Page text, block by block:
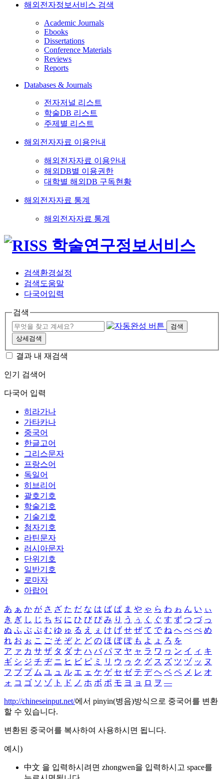
해외전자정보서비스 검색
Academic Journals
Ebooks
Dissertations
Conference Materials
Reviews
Reports
Databases & Journals
전자저널 리스트
학술DB 리스트
주제별 리스트
해외전자자료 이용안내
해외전자자료 이용안내
해외DB별 이용권한
대학별 해외DB 구독현황
해외전자자료 통계
해외전자자료 통계
검색환경설정
검색도움말
다국어입력
검색
검색
상세검색
결과 내 재검색
인기 검색어
다국어 입력
히라가나
가타카나
중국어
한글고어
그리스문자
프랑스어
독일어
히브리어
괄호기호
학술기호
기술기호
첨자기호
라틴문자
러시아문자
단위기호
일반기호
로마자
아랍어
あ ぁ か が さ ざ た だ な は ば ぱ ま や ゃ ら わ ゎ ん い ぃ
き ぎ し じ ち ぢ に ひ び ぴ み り う ぅ く ぐ す ず つ づ っ
ぬ ふ ぶ ぷ む ゆ ゅ る え ぇ け げ せ ぜ て で ね へ べ ぺ め
れ お ぉ こ ご そ ぞ と ど の ほ ぼ ぽ も よ ょ ろ を
ア ァ カ サ ザ タ ダ ナ ハ バ パ マ ヤ ャ ラ ワ ヮ ン イ ィ キ
ギ シ ジ チ ヂ ニ ヒ ビ ピ ミ リ ウ ゥ ク グ ス ズ ツ ヅ ッ ヌ
フ ブ プ ム ユ ュ ル エ ェ ケ ゲ セ ゼ テ デ ヘ ベ ペ メ レ オ
ォ コ ゴ ソ ゾ ト ド ノ ホ ボ ポ モ ヨ ョ ロ ヲ ―
http://chineseinput.net/에서 pinyin(병음)방식으로 중국어를 변환
할 수 있습니다.
변환된 중국어를 복사하여 사용하시면 됩니다.
예시)
中文 을 입력하시려면 zhongwen을 입력하시고 space를